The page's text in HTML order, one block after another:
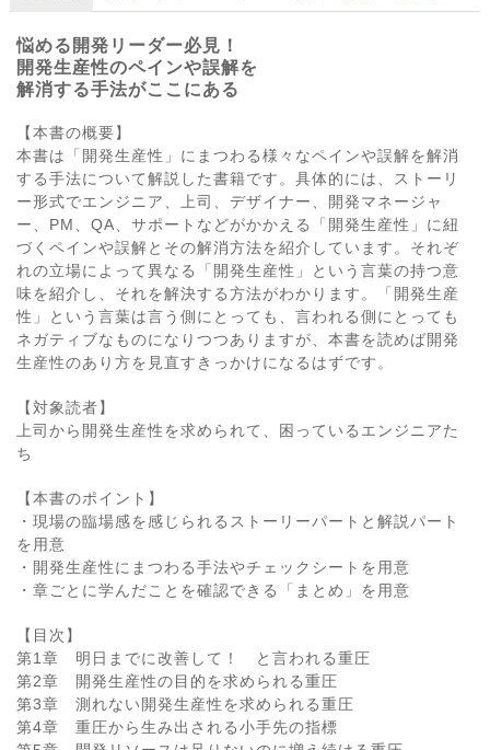
悩める開発リーダー必見！
開発生産性のペインや誤解を
解消する手法がここにある
【本書の概要】
本書は「開発生産性」にまつわる様々なペインや誤解を解消
する手法について解説した書籍です。具体的には、ストーリ
ー形式でエンジニア、上司、デザイナー、開発マネージャ
ー、PM、QA、サポートなどがかかえる「開発生産性」に紐
づくペインや誤解とその解消方法を紹介しています。それぞ
れの立場によって異なる「開発生産性」という言葉の持つ意
味を紹介し、それを解決する方法がわかります。「開発生産
性」という言葉は言う側にとっても、言われる側にとっても
ネガティブなものになりつつありますが、本書を読めば開発
生産性のあり方を見直すきっかけになるはずです。
【対象読者】
上司から開発生産性を求められて、困っているエンジニアた
ち
【本書のポイント】
・現場の臨場感を感じられるストーリーパートと解説パート
を用意
・開発生産性にまつわる手法やチェックシートを用意
・章ごとに学んだことを確認できる「まとめ」を用意
【目次】
第1章 明日までに改善して！ と言われる重圧
第2章 開発生産性の目的を求められる重圧
第3章 測れない開発生産性を求められる重圧
第4章 重圧から生み出される小手先の指標